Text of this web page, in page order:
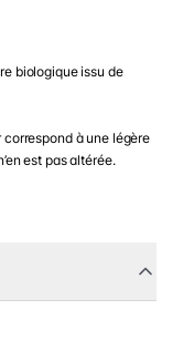
biologique issu de
à une légère
est pas altérée.